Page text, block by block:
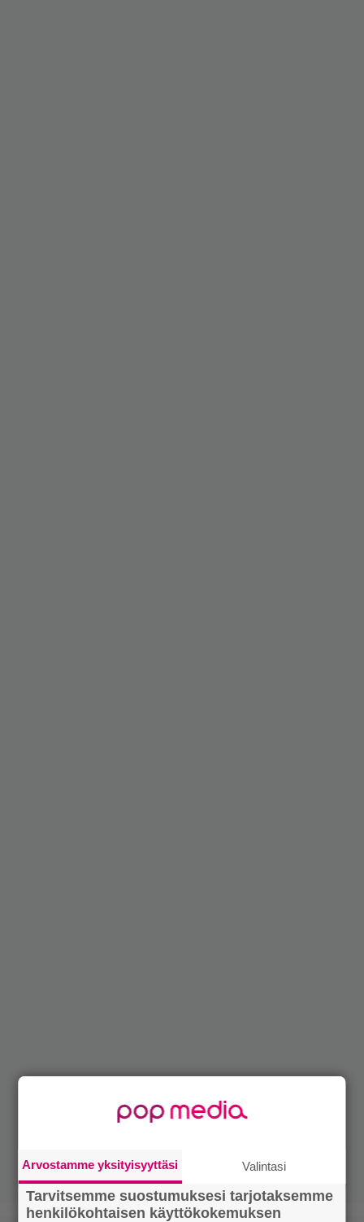
Arvostamme yksityisyyttäsi Valintasi
Tarvitsemme suostumuksesi tarjotaksemme
henkilökohtaisen käyttökokemuksen